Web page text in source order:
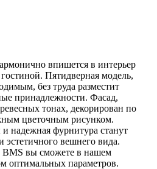
впишется в интерьер
Пятидверная модель,
без труда разместит
принадлежности. Фасад,
тонах, декорирован по
цветочным рисунком.
надежная фурнитура станут
эстетичного вешнего вида.
BMS вы сможете в нашем
оптимальных параметров.